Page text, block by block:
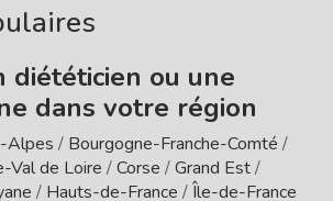
diététicien ou une
dans votre région
Alpes / Bourgogne-Franche-Comté /
Val de Loire /Corse /Grand Est/
/ Hauts-de-France /Île-de-France